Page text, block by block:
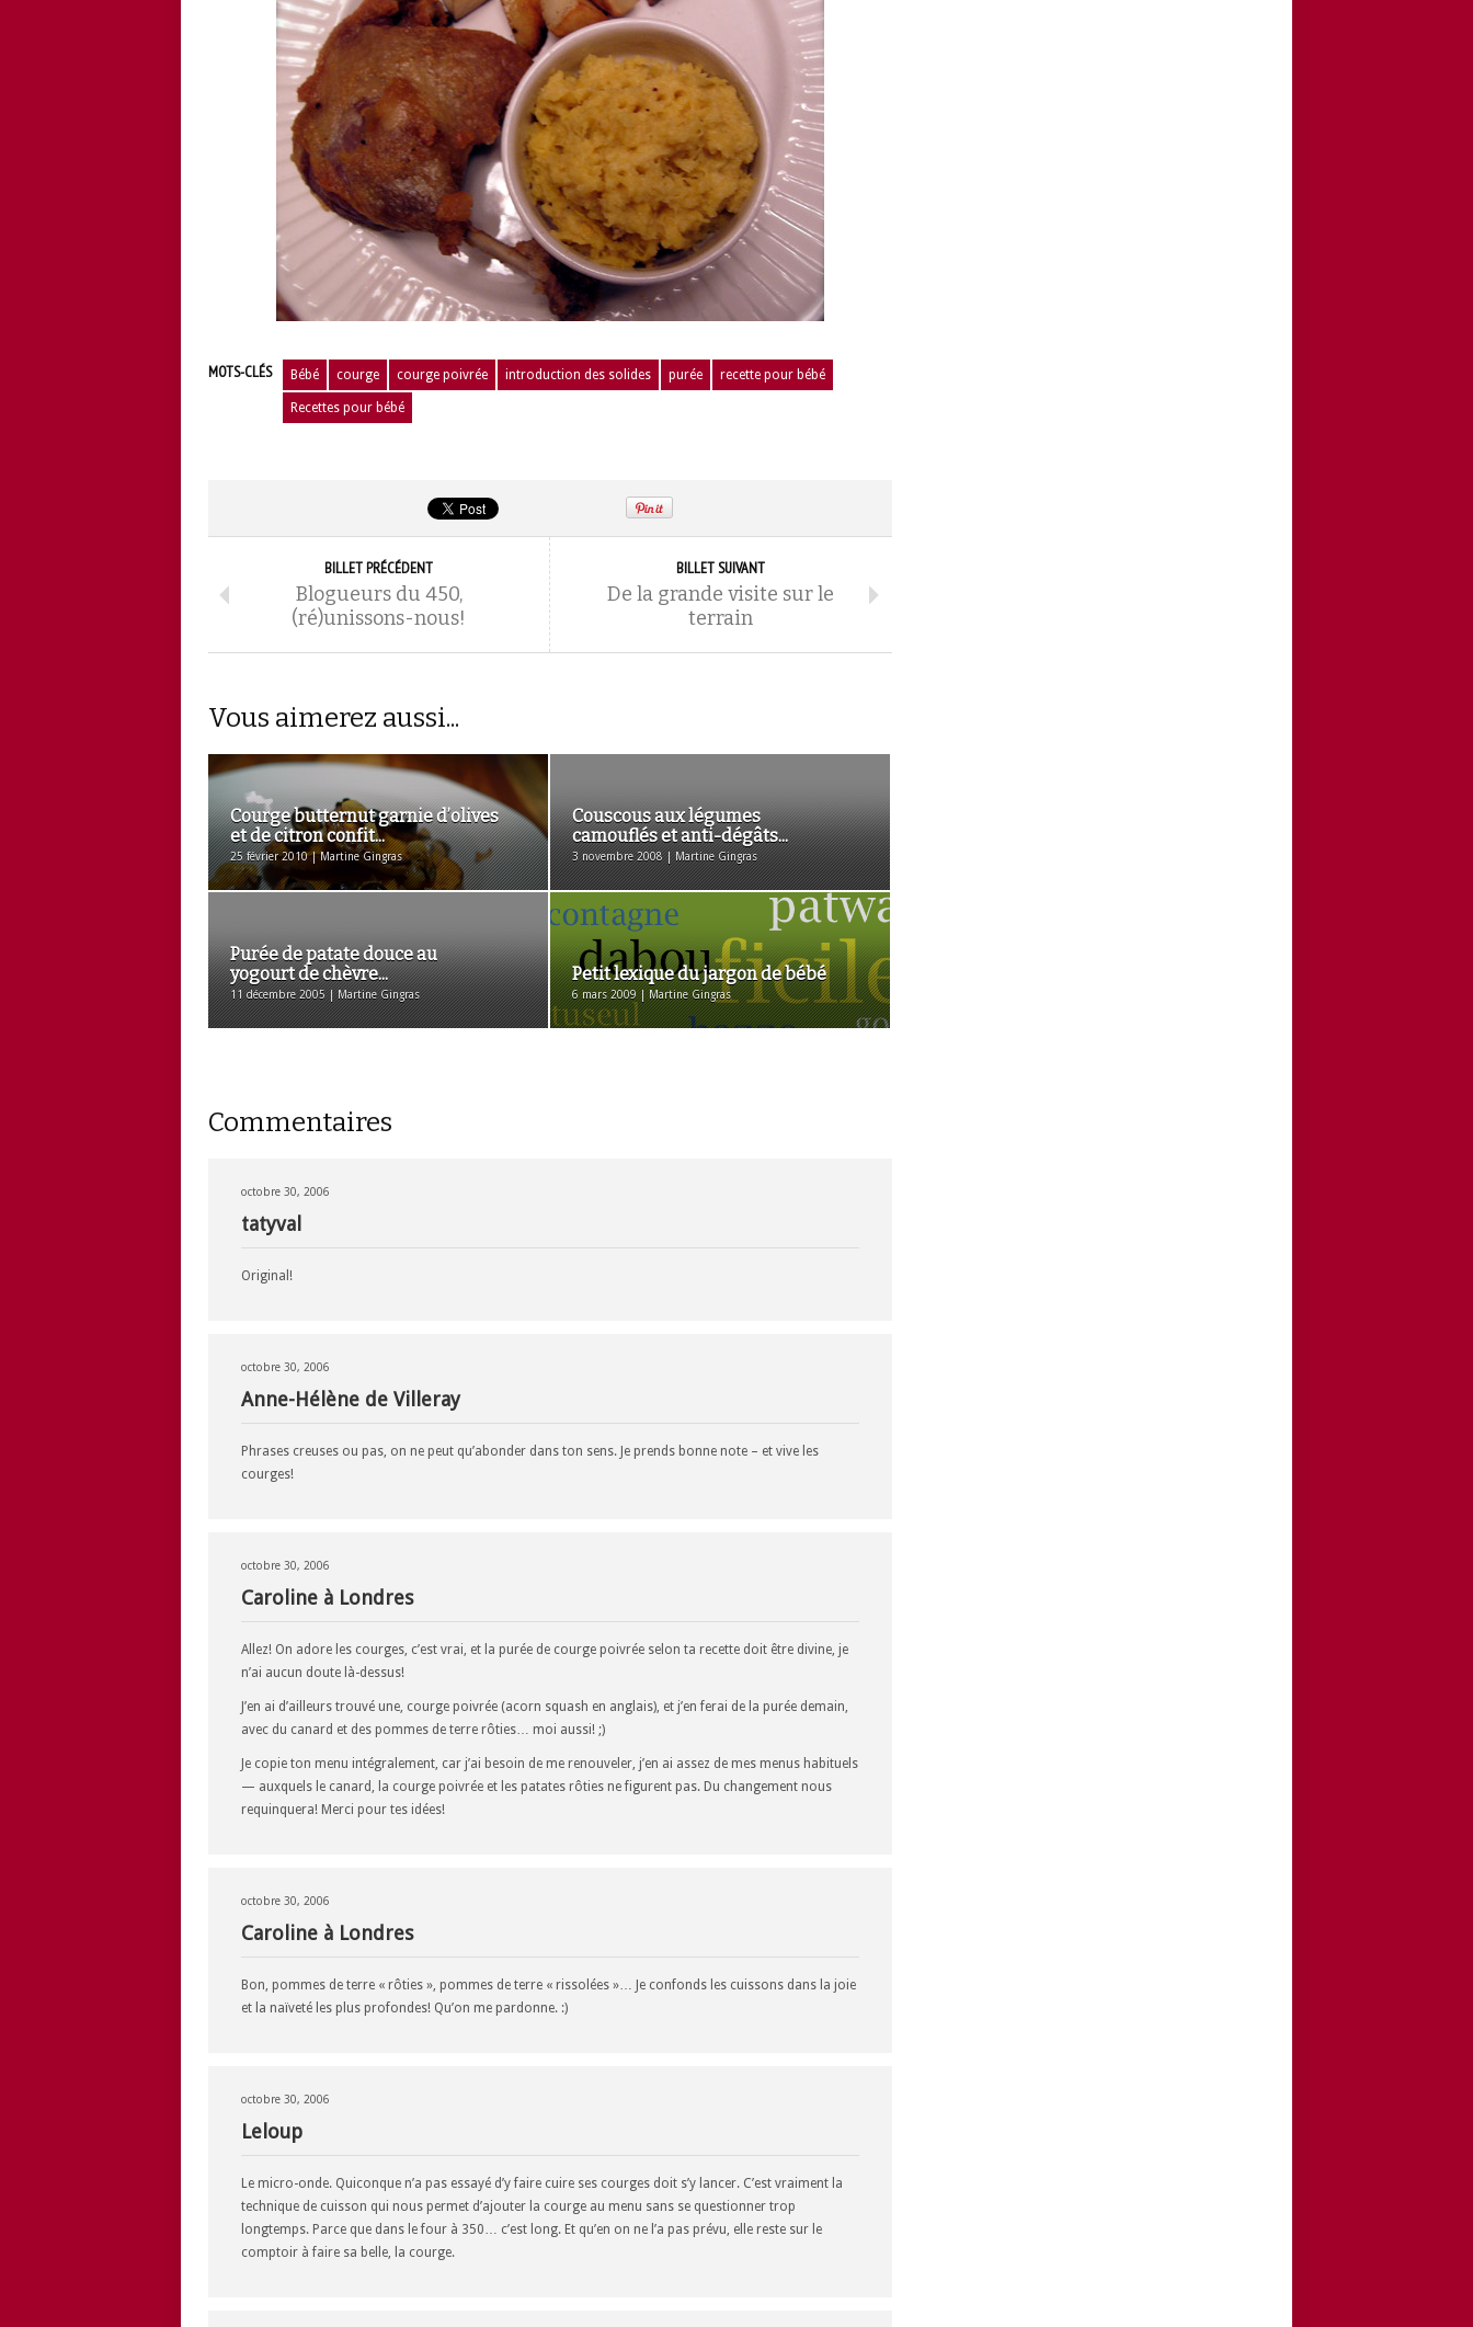
MOTS-CLÉS Bébé courge courge poivrée introduction des solides purée recette pour bébé
Recettes pour bébé
BILLET PRÉCÉDENT
Blogueurs du 450,
(ré)unissons-nous!
BILLET SUIVANT
De la grande visite sur le
terrain
Vous aimerez aussi...
Courge butternut garnie d’olives
et de citron confit...
25 février 2010 | Martine Gingras
Couscous aux légumes
camouflés et anti-dégâts...
3 novembre 2008 | Martine Gingras
Purée de patate douce au
yogourt de chèvre...
11 décembre 2005 | Martine Gingras
Petit lexique du jargon de bébé
6 mars 2009 | Martine Gingras
Commentaires
octobre 30, 2006
tatyval
Original!
octobre 30, 2006
Anne-Hélène de Villeray
Phrases creuses ou pas, on ne peut qu’abonder dans ton sens. Je prends bonne note – et vive les
courges!
octobre 30, 2006
Caroline à Londres
Allez! On adore les courges, c’est vrai, et la purée de courge poivrée selon ta recette doit être divine, je
n’ai aucun doute là-dessus!
J’en ai d’ailleurs trouvé une, courge poivrée (acorn squash en anglais), et j’en ferai de la purée demain,
avec du canard et des pommes de terre rôties… moi aussi! ;)
Je copie ton menu intégralement, car j’ai besoin de me renouveler, j’en ai assez de mes menus habituels
— auxquels le canard, la courge poivrée et les patates rôties ne figurent pas. Du changement nous
requinquera! Merci pour tes idées!
octobre 30, 2006
Caroline à Londres
Bon, pommes de terre « rôties », pommes de terre « rissolées »… Je confonds les cuissons dans la joie
et la naïveté les plus profondes! Qu’on me pardonne. :)
octobre 30, 2006
Leloup
Le micro-onde. Quiconque n’a pas essayé d’y faire cuire ses courges doit s’y lancer. C’est vraiment la
technique de cuisson qui nous permet d’ajouter la courge au menu sans se questionner trop
longtemps. Parce que dans le four à 350… c’est long. Et qu’en on ne l’a pas prévu, elle reste sur le
comptoir à faire sa belle, la courge.